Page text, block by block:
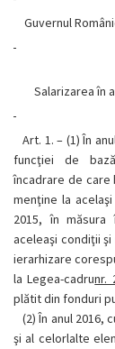
Guvernul
Salarizarea în
Art. 1. – (1)În
funcţiei de
încadrare de care
menţine la
2015, în
aceleaşi condiţii
ierarhizare
la Legea-cadrunr.
plătit din fonduri
(2)În anul 2016,
şi al celorlalte